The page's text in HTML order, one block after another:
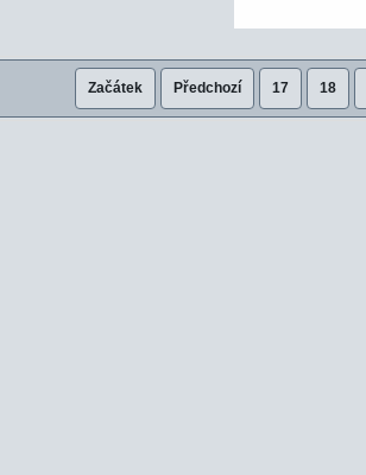
Začátek Předchozí 17 18